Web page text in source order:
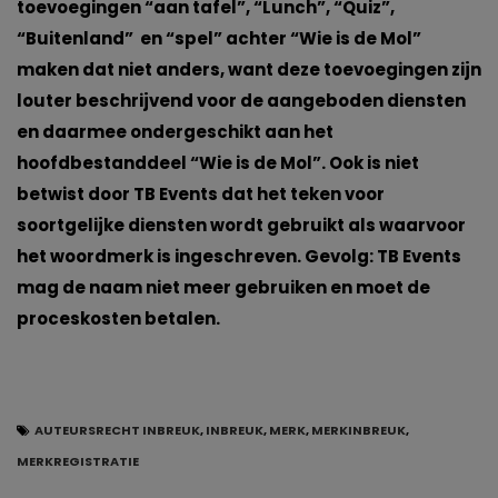
toevoegingen “aan tafel”, “Lunch”, “Quiz”,
“Buitenland” en “spel” achter “Wie is de Mol”
maken dat niet anders, want deze toevoegingen zijn
louter beschrijvend voor de aangeboden diensten
en daarmee ondergeschikt aan het
hoofdbestanddeel “Wie is de Mol”. Ook is niet
betwist door TB Events dat het teken voor
soortgelijke diensten wordt gebruikt als waarvoor
het woordmerk is ingeschreven. Gevolg: TB Events
mag de naam niet meer gebruiken en moet de
proceskosten betalen.
AUTEURSRECHT INBREUK,INBREUK,MERK,MERKINBREUK,
MERKREGISTRATIE